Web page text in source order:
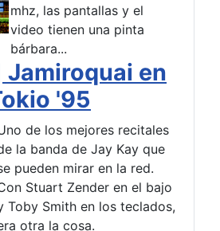
mhz, las pantallas y el
video tienen una pinta
bárbara...
en
'95
de los mejores recitales
la banda de Jay Kay que
pueden mirar en la red.
Stuart Zender en el bajo
Toby Smith en los teclados,
otra la cosa.